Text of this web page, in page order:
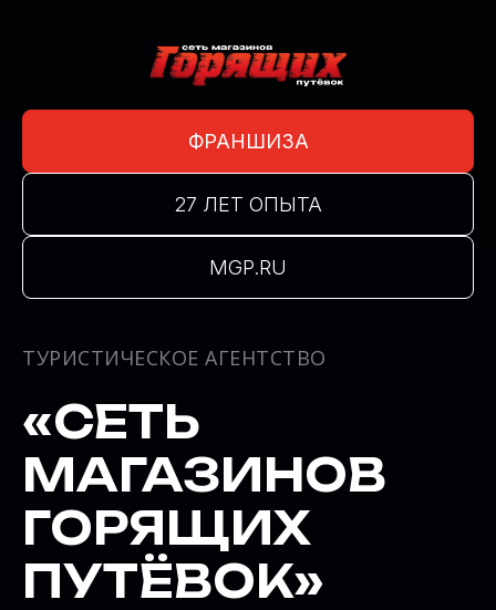
ФРАНШИЗА
27 ЛЕТ ОПЫТА
MGP.RU
ТУРИСТИЧЕСКОЕ АГЕНТСТВО
«СЕТЬ
МАГАЗИНОВ
ГОРЯЩИХ
ПУТЁВОК»